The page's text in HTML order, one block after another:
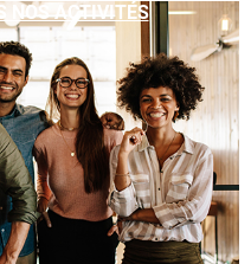
NOS ACTIVITÉS